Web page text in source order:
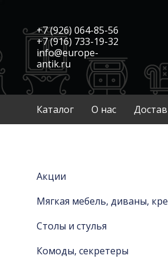
+7 (926) 064-85-56
+7 (916) 733-19-32
info@europe-
antik.ru
Каталог О нас
Акции
Мягкая мебель, диваны,
Столы и стулья
Комоды, секретеры